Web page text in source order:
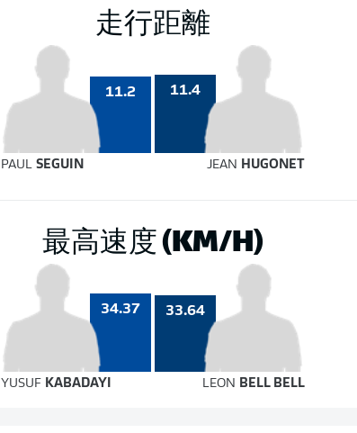
走行距離
11.2 11.4
PAULSEGUIN JEAN HUGONET
最高速度 (KM/H)
34.37 33.64
YUSUF KABADAYI LEON BELL BELL